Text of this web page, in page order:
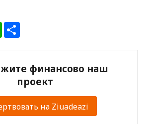
WhatsApp
финансово наш
проект
на Ziuadeazi